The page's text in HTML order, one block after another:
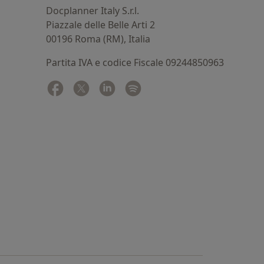
Docplanner Italy S.r.l.
Piazzale delle Belle Arti 2
00196 Roma (RM), Italia
Partita IVA e codice Fiscale 09244850963
Facebook
si apre in una nuova scheda
Twitter
si apre in una nuova scheda
Linkedin
si apre in una nuova scheda